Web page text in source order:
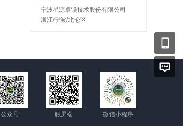
宁波星源卓镁技术股份有限公司
浙江/宁波/北仑区
公众号 触屏端 微信小程序